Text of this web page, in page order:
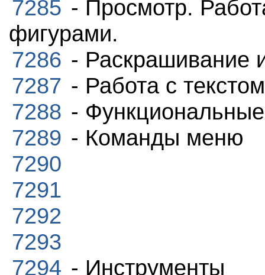
7285 - Просмотр.
фигурами.
7286 - Раскрашивание
7287 - Работа с
7288 -
7289 - Команды меню
7290
7291
7292
7293
7294 - Инструменты